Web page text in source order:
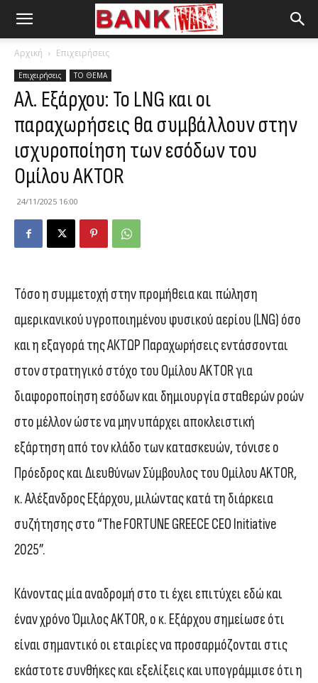
Αρχική Επιχειρήσεις
Επιχειρήσεις ΤΟ ΘΕΜΑ
Αλ. Εξάρχου: Το LNG και οι
παραχωρήσεις θα συμβάλλουν στην
ισχυροποίηση των εσόδων του
Ομίλου AKTOR
24/11/2025 16:00
Τόσο η συμμετοχή στην προμήθεια και πώληση
αμερικανικού υγροποιημένου φυσικού αερίου (LNG) όσο
και η εξαγορά της ΑΚΤΩΡ Παραχωρήσεις εντάσσονται
στον στρατηγικό στόχο του Ομίλου AKTOR για
διαφοροποίηση εσόδων και δημιουργία σταθερών ροών
στο μέλλον ώστε να μην υπάρχει αποκλειστική
εξάρτηση από τον κλάδο των κατασκευών, τόνισε ο
Πρόεδρος και Διευθύνων Σύμβουλος του Ομίλου AKTOR,
κ. Αλέξανδρος Εξάρχου, μιλώντας κατά τη διάρκεια
συζήτησης στο “The FORTUNE GREECE CEO Initiative
2025”.
Κάνοντας μία αναδρομή στο τι έχει επιτύχει εδώ και
έναν χρόνο Όμιλος AKTOR, ο κ. Εξάρχου σημείωσε ότι
είναι σημαντικό οι εταιρίες να προσαρμόζονται στις
εκάστοτε συνθήκες και εξελίξεις και υπογράμμισε ότι η